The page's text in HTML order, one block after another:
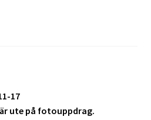
17
ute på fotouppdrag.